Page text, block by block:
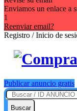
Enviamos un enlace a
1
Reenviar email?
Registro / Inicio de
Publicar anuncio gratis
Buscar